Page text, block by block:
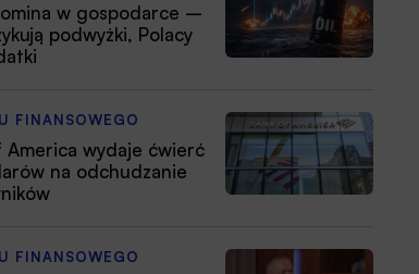
w gospodarce –
podwyżki, Polacy
FINANSOWEGO
America wydaje ćwierć
na odchudzanie
FINANSOWEGO